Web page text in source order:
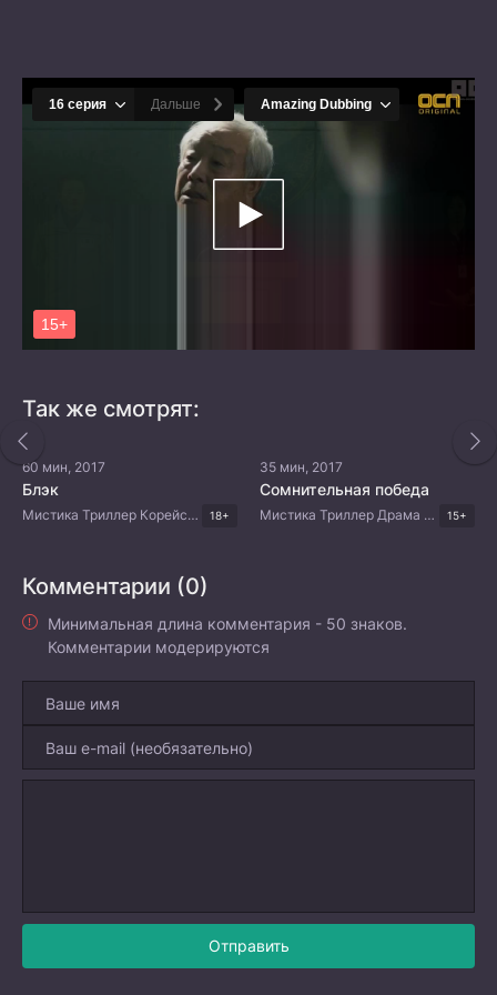
Так же смотрят:
60 мин, 2017
Блэк
Мистика Триллер Корейские дорамы 18+
35 мин, 2017
Сомнительная победа
Мистика Триллер Драма Корейские дорамы 15+
Комментарии (0)
Минимальная длина комментария - 50 знаков.
Комментарии модерируются
Отправить